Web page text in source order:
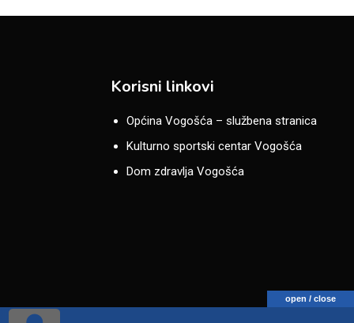
Korisni linkovi
Općina Vogošća – službena stranica
Kulturno sportski centar Vogošća
Dom zdravlja Vogošća
open / close